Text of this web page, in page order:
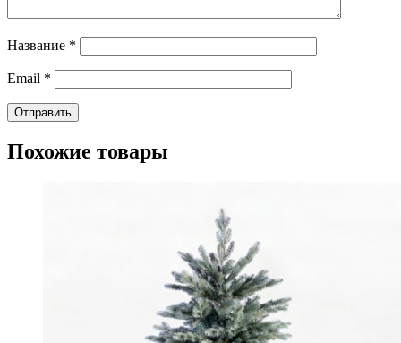
Название *
Email *
Похожие товары